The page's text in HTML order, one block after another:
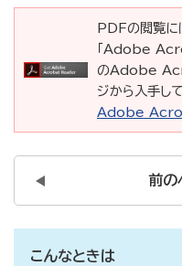
PDFの閲覧に
「Adobe
のAdobe
ジから入手し
Adobe
前の
こんなときは